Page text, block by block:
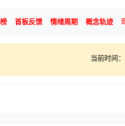
首板反馈 情绪周期 概念轨迹
当前时间：